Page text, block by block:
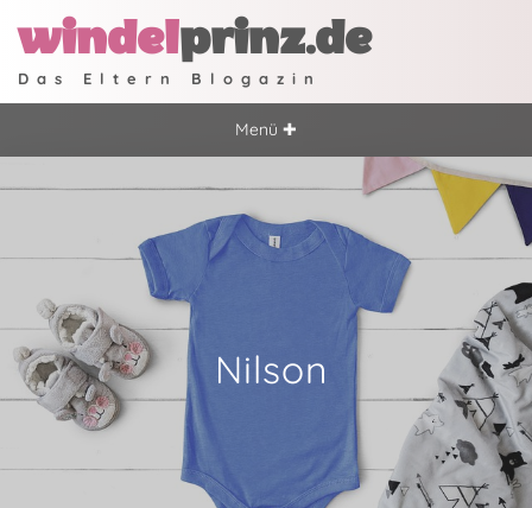
windelprinz.de
Das Eltern Blogazin
Menü ✚
Nilson